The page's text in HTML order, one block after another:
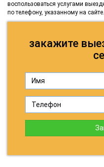
воспользоваться услугами
по телефону, указанному на сайте.
закажите